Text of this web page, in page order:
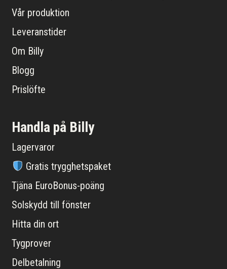
Vår produktion
Leveranstider
Om Billy
Blogg
Prislöfte
Handla på Billy
Lagervaror
Gratis trygghetspaket
Tjäna EuroBonus-poäng
Solskydd till fönster
Hitta din ort
Tygprover
Delbetalning